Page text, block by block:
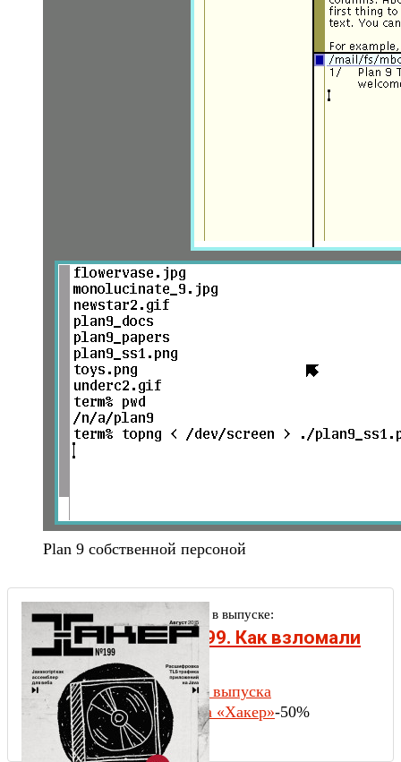
Plan 9 собственной персоной
Другие статьи в выпуске:
Хакер #199. Как взломали
SecuROM
Содержание выпуска
Подписка на «Хакер»-50%